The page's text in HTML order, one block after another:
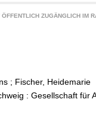
ÖFFENTLICH ZUGÄNGLICH IM
; Fischer, Heidemarie
: Gesellschaft für